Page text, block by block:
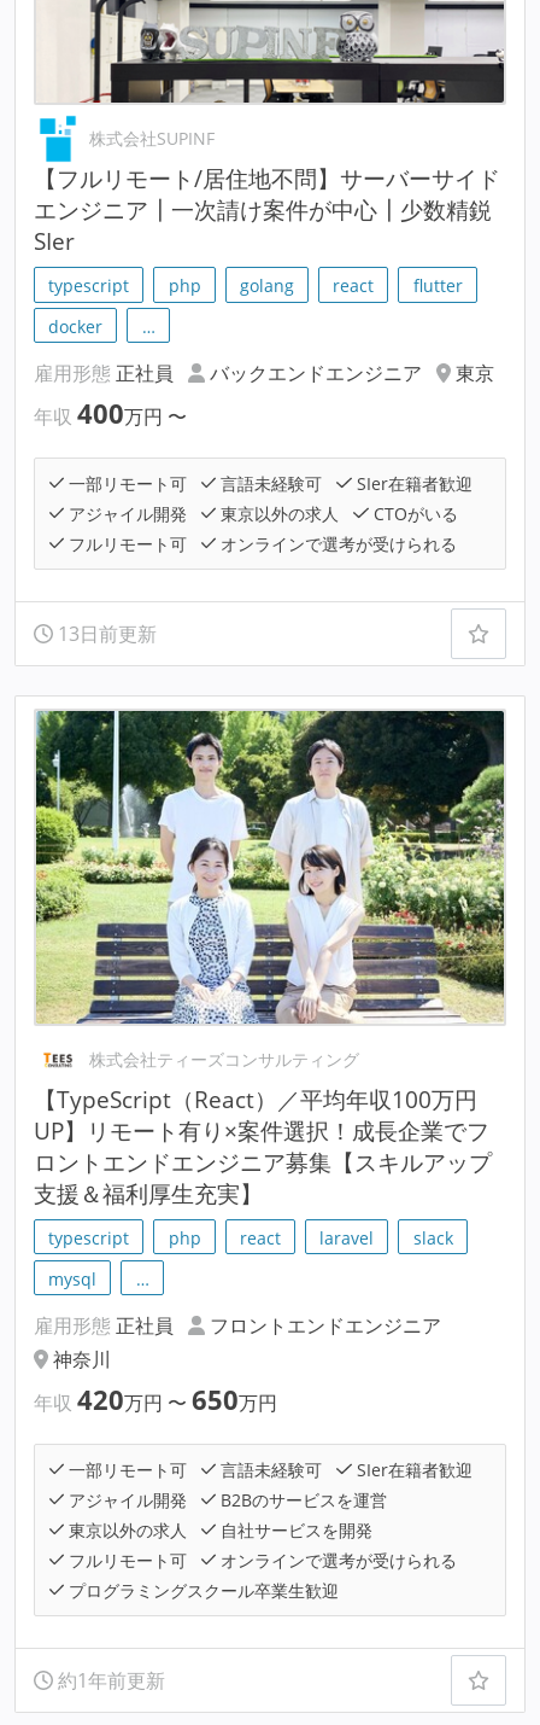
株式会社SUPINF
【フルリモート/居住地不問】サーバーサイド
エンジニア┃一次請け案件が中心┃少数精鋭
SIer
typescript php golang react
flutter
docker
…
雇用形態 正社員 バックエンドエンジニア
東京
年収 400万円 〜
一部リモート可 言語未経験可
SIer在籍者歓迎
アジャイル開発
東京以外の求人
CTOがいる
フルリモート可
オンラインで選考が受けられる
13日前更新
株式会社ティーズコンサルティング
【TypeScript（React）／平均年収100万円
UP】リモート有り×案件選択！成長企業でフ
ロントエンドエンジニア募集【スキルアップ
支援＆福利厚生充実】
typescript php react laravel
slack
mysql
…
雇用形態 正社員
フロントエンドエンジニア
神奈川
年収 420万円 〜 650万円
一部リモート可 言語未経験可
SIer在籍者歓迎
アジャイル開発
B2Bのサービスを運営
東京以外の求人
自社サービスを開発
フルリモート可
オンラインで選考が受けられる
プログラミングスクール卒業生歓迎
約1年前更新